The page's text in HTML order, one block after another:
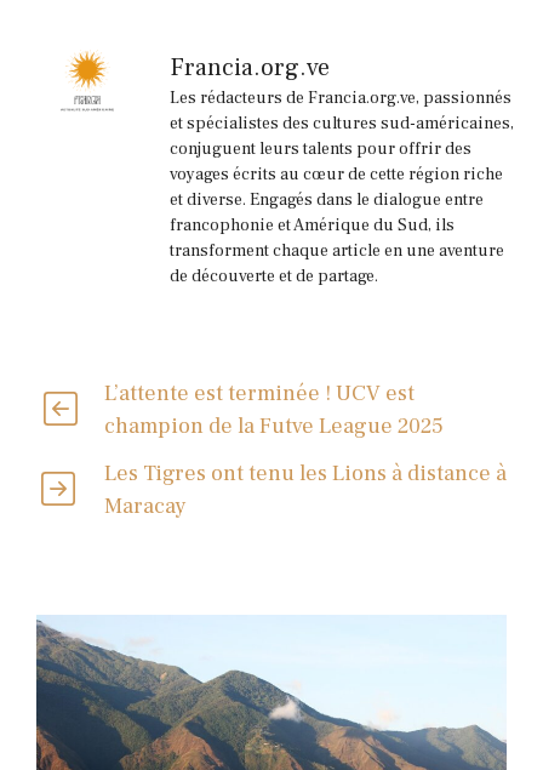
Francia.org.ve
Les rédacteurs de Francia.org.ve, passionnés
et spécialistes des cultures sud-américaines,
conjuguent leurs talents pour offrir des
voyages écrits au cœur de cette région riche
et diverse. Engagés dans le dialogue entre
francophonie et Amérique du Sud, ils
transforment chaque article en une aventure
de découverte et de partage.
L’attente est terminée ! UCV est
champion de la Futve League 2025
Les Tigres ont tenu les Lions à distance à
Maracay